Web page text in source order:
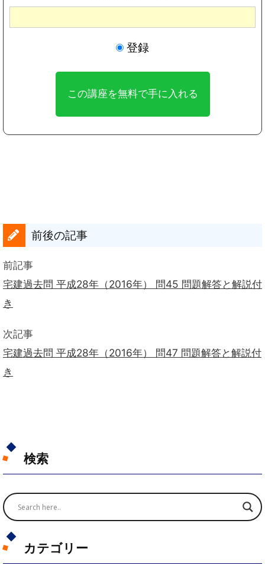
登録
前後の記事
前記事
宅建過去問 平成28年（2016年） 問45 問題解答と解説付
き
次記事
宅建過去問 平成28年（2016年） 問47 問題解答と解説付
き
検索
カテゴリー